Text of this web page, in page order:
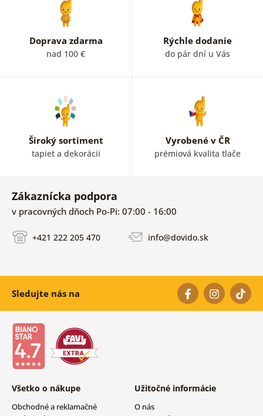
Doprava zdarma
nad 100 €
Rýchle dodanie
do pár dní u Vás
Široký sortiment
tapiet a dekorácii
Vyrobené v ČR
prémiová kvalita tlače
Zákaznícka podpora
v pracovných dňoch Po-Pi: 07:00 - 16:00
+421 222 205 470 info@dovido.sk
Sledujte nás na
Všetko o nákupe
Obchodné a reklamačné
Užitočné informácie
O nás